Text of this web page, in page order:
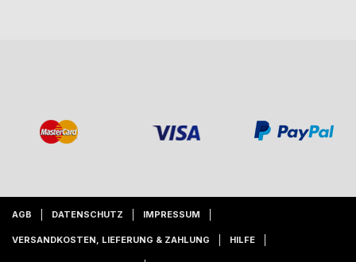
AGB DATENSCHUTZ IMPRESSUM
VERSANDKOSTEN, LIEFERUNG & ZAHLUNG HILFE